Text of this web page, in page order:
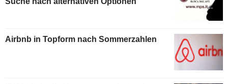
Airbnb in Topform nach Sommerzahlen